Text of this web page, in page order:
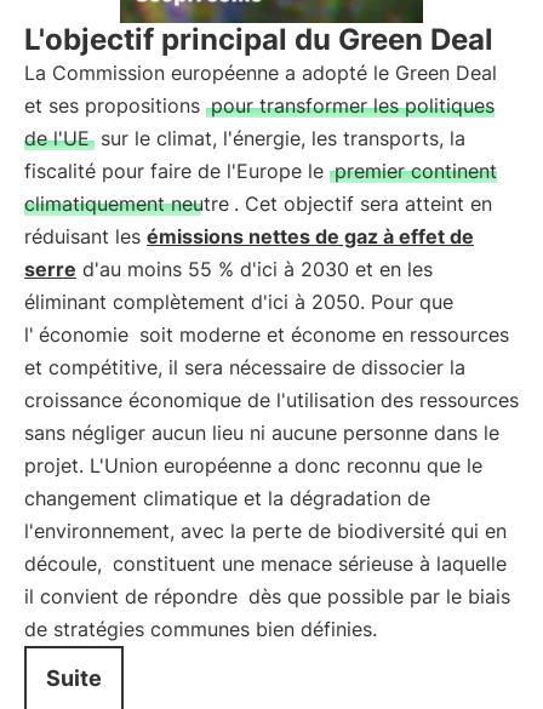
L'objectif principal du Green Deal
La Commission européenne a adopté le Green Deal
et ses propositions pour transformer les politiques
de l'UE sur le climat, l'énergie, les transports, la
fiscalité pour faire de l'Europe le premier continent
climatiquement neutre . Cet objectif sera atteint en
réduisant les émissions nettes de gaz à effet de
serre d'au moins 55 % d'ici à 2030 et en les
éliminant complètement d'ici à 2050. Pour que
l' économie soit moderne et économe en ressources
et compétitive, il sera nécessaire de dissocier la
croissance économique de l'utilisation des ressources
sans négliger aucun lieu ni aucune personne dans le
projet. L'Union européenne a donc reconnu que le
changement climatique et la dégradation de
l'environnement, avec la perte de biodiversité qui en
découle, constituent une menace sérieuse à laquelle
il convient de répondre dès que possible par le biais
de stratégies communes bien définies.
Suite